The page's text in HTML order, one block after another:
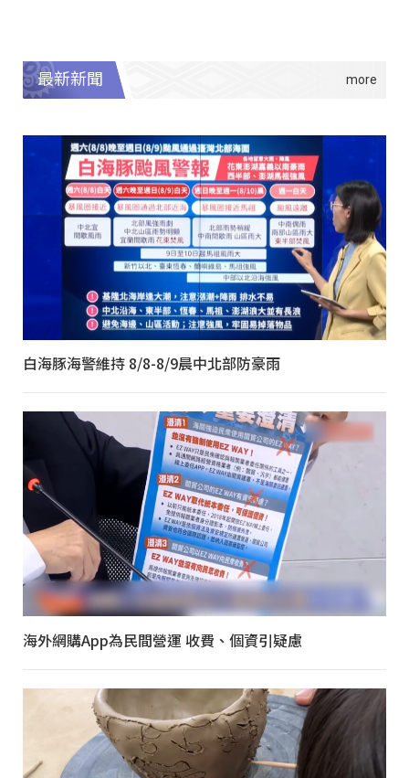
最新新聞
白海豚海警維持 8/8-8/9晨中北部防豪雨
海外網購App為民間營運 收費、個資引疑慮